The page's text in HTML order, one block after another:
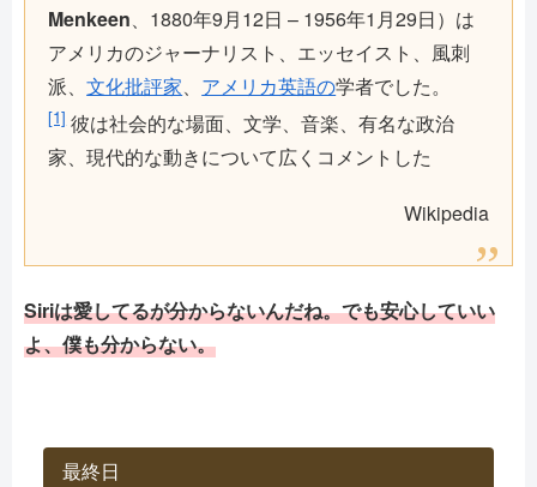
Menkeen 、1880年9月12日 – 1956年1月29日）は
アメリカのジャーナリスト、エッセイスト、風刺
派、文化批評家 アメリカ英語の学者でした。
[1]彼は社会的な場面、文学、音楽、有名な政治
家、現代的な動きについて広くコメントした
Wikipedia
Siriは愛してるが分からないんだね。でも安心していい
よ、僕も分からない。
最終日